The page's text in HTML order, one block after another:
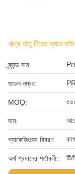
খাদ্য ধাতু টিনের ক্যান
ব্র্যান্ড নাম:
মডেল নম্বর:
MOQ:
দাম:
প্যাকেজিংয়ের বিবরণ:
অর্থ প্রদানের শর্তাবলী: টি/